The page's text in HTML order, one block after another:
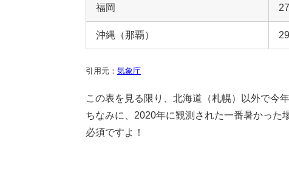
福岡
沖縄（那覇）
引用元： 気象庁
この表を見る限り、北海道（札幌）以外で今
ちなみに、2020年に観測された一番暑かっ
必須ですよ！